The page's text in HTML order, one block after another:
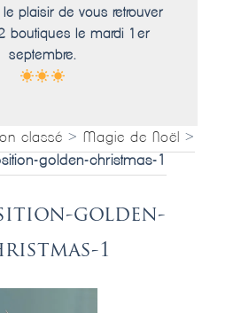
plaisir de vous retrouver
boutiques le mardi 1er
septembre.
classé > Magie de Noël
>
golden-christmas-1
golden-
1